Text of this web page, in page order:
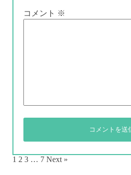
コメント ※
1 2 3 … 7 Next »